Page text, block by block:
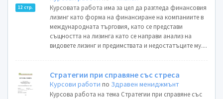
12 стр.
Курсовата работа има за цел да разгледа финансовия
лизинг като форма на финансиране на компаниите в
международната търговия, като се представи
същността на лизинга като се направи анализ на
видовете лизинг и предимствата и недостатъците му....
Стратегии при справяне със стреса
Курсови работи по Здравен мениджмънт
Курсова работа на тема Стратегии при справяне със